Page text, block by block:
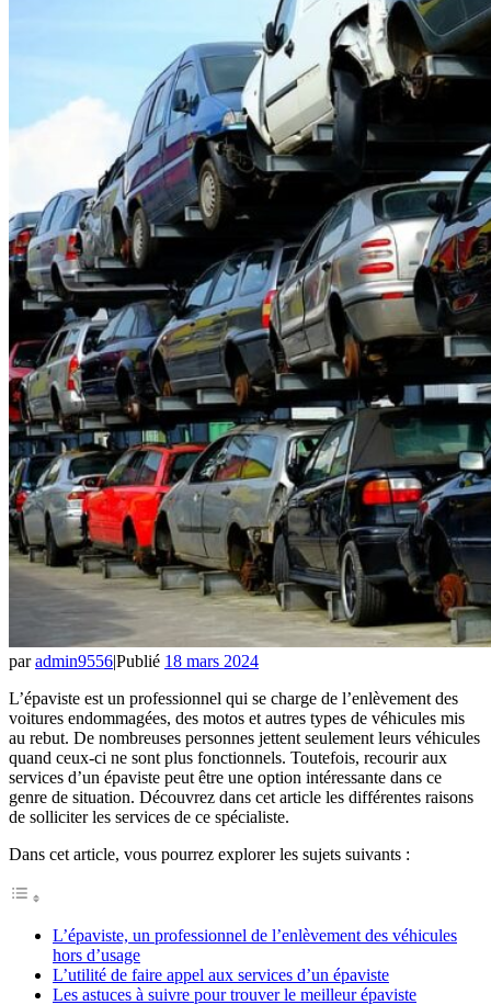
paradmin9556|Publié 18 mars 2024
L’épaviste est un professionnel qui se charge de l’enlèvement des
voitures endommagées, des motos et autres types de véhicules mis
au rebut. De nombreuses personnes jettent seulement leurs véhicules
quand ceux-ci ne sont plus fonctionnels. Toutefois, recourir aux
services d’un épaviste peut être une option intéressante dans ce
genre de situation. Découvrez dans cet article les différentes raisons
de solliciter les services de ce spécialiste.
Dans cet article, vous pourrez explorer les sujets suivants :
L’épaviste, un professionnel de l’enlèvement des véhicules
hors d’usage
L’utilité de faire appel aux services d’un épaviste
Les astuces à suivre pour trouver le meilleur épaviste